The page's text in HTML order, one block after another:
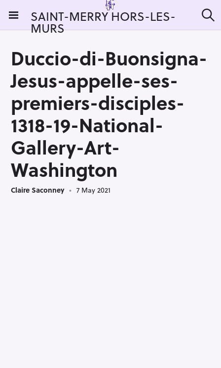
i
SAINT-MERRY HORS-LES-
MURS e
Duccio-di-Buonsigna-
Jesus-appelle-ses-
premiers-disciples-
1318-19-National-
Gallery-Art-
Washington
Claire Saconney 7 May 2021